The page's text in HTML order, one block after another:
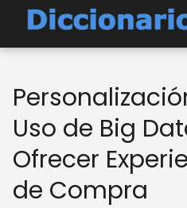
Uso de Big
Ofrecer
de Compra